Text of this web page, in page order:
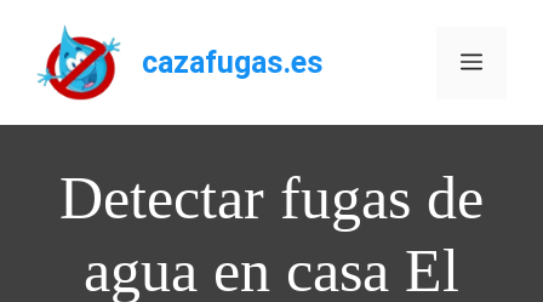
contenido
cazafugas.es Menú
Detectar fugas de
agua en casa El